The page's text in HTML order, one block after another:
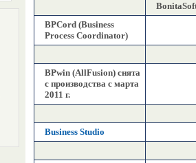
BPCord (Business
Process Coordinator)
BPwin (AllFusion) снята
с производства с марта
2011 г.
Business Studio